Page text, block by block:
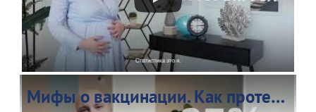
Мифы о вакцинации. Как протекает COVID-19 после вакцинации